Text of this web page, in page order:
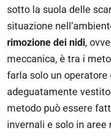
sotto la suola delle
situazione
rimozione dei nidi,
meccanica, è tra i
farla solo un operatore
adeguatamente
metodo può essere
invernali e solo in aree